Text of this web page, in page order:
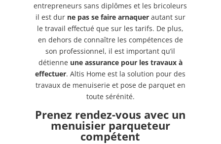
entrepreneurs sans diplômes et les bricoleurs
il est dur ne pas se faire arnaquerautant sur
le travail effectué que sur les tarifs. De plus,
en dehors de connaître les compétences de
son professionnel, il est important qu’il
détienne une assurance pour les travaux à
effectuer. Altis Home est la solution pour des
travaux de menuiserie et pose de parquet en
toute sérénité.
Prenez rendez-vous avec un
menuisier parqueteur
compétent